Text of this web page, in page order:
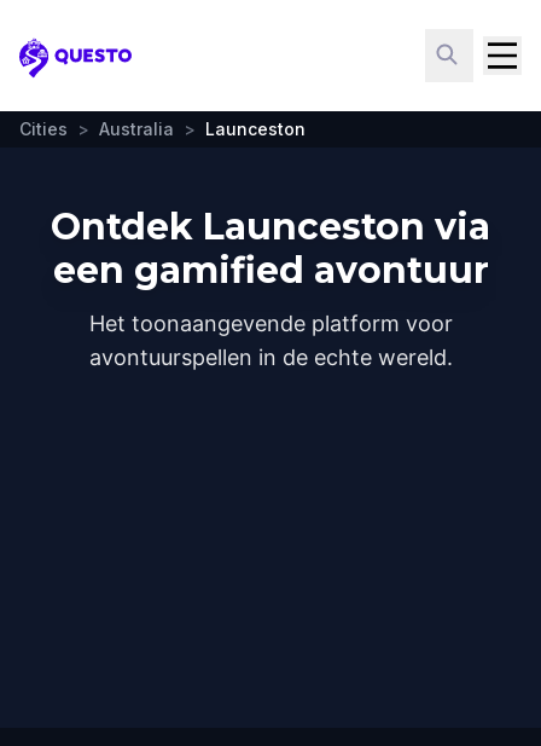
Questo
Cities > Australia > Launceston
Ontdek Launceston via
een gamified avontuur
Het toonaangevende platform voor
avontuurspellen in de echte wereld.